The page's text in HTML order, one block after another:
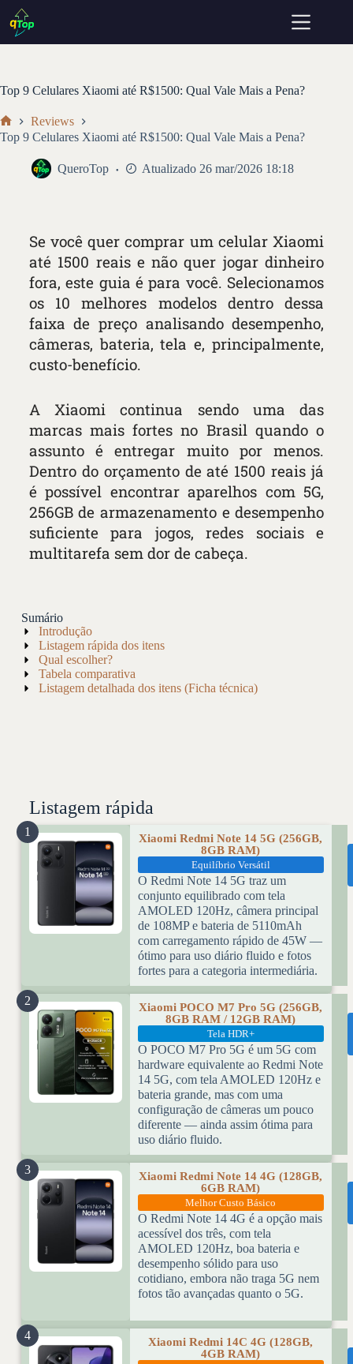
Top 9 Celulares Xiaomi até R$1500: Qual Vale Mais a Pena?
Reviews
Top 9 Celulares Xiaomi até R$1500: Qual Vale Mais a Pena?
QueroTop Atualizado 26 mar/2026 18:18
Se você quer comprar um celular Xiaomi
até 1500 reais e não quer jogar dinheiro
fora, este guia é para você. Selecionamos
os 10 melhores modelos dentro dessa
faixa de preço analisando desempenho,
câmeras, bateria, tela e, principalmente,
custo-benefício.
A Xiaomi continua sendo uma das
marcas mais fortes no Brasil quando o
assunto é entregar muito por menos.
Dentro do orçamento de até 1500 reais já
é possível encontrar aparelhos com 5G,
256GB de armazenamento e desempenho
suficiente para jogos, redes sociais e
multitarefa sem dor de cabeça.
Sumário
Introdução
Listagem rápida dos itens
Qual escolher?
Tabela comparativa
Listagem detalhada dos itens (Ficha técnica)
Listagem rápida
1
Xiaomi Redmi Note 14 5G (256GB,
8GB RAM)
Equilíbrio Versátil
O Redmi Note 14 5G traz um
conjunto equilibrado com tela
AMOLED 120Hz, câmera principal
de 108MP e bateria de 5110mAh
com carregamento rápido de 45W —
ótimo para uso diário fluido e fotos
fortes para a categoria intermediária.
2
Xiaomi POCO M7 Pro 5G (256GB,
8GB RAM / 12GB RAM)
Tela HDR+
O POCO M7 Pro 5G é um 5G com
hardware equivalente ao Redmi Note
14 5G, com tela AMOLED 120Hz e
bateria grande, mas com uma
configuração de câmeras um pouco
diferente — ainda assim ótima para
uso diário fluido.
3
Xiaomi Redmi Note 14 4G (128GB,
6GB RAM)
Melhor Custo Básico
O Redmi Note 14 4G é a opção mais
acessível dos três, com tela
AMOLED 120Hz, boa bateria e
desempenho sólido para uso
cotidiano, embora não traga 5G nem
fotos tão avançadas quanto o 5G.
4
Xiaomi Redmi 14C 4G (128GB,
4GB RAM)